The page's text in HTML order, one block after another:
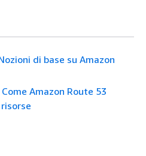
di base su Amazon
Come Amazon Route 53